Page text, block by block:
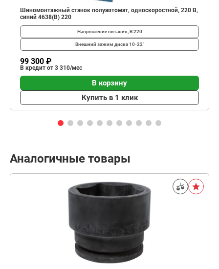
Шиномонтажный станок полуавтомат, односкоростной, 220 В,
синий 4638(B) 220
Напряжение питания, В220
Внешний зажим диска10-22"
99 300 ₽
В кредит от 3 310/мес
В корзину
Купить в 1 клик
Аналогичные товары